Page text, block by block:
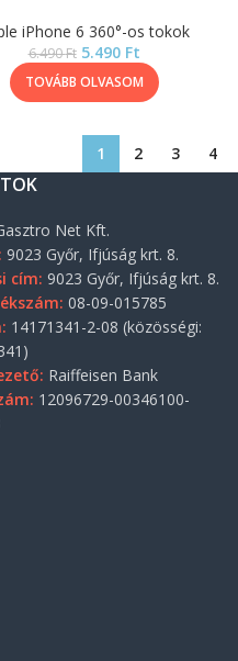
iPhone 6 360°-os tokok
6.490Ft 5.490 Ft
TOVÁBB OLVASOM
1 2 3 4
Net Kft.
9023 Győr, Ifjúság krt. 8.
cím: 9023 Győr, Ifjúság krt. 8.
08-09-015785
14171341-2-08 (közösségi:
Raiffeisen Bank
12096729-00346100-